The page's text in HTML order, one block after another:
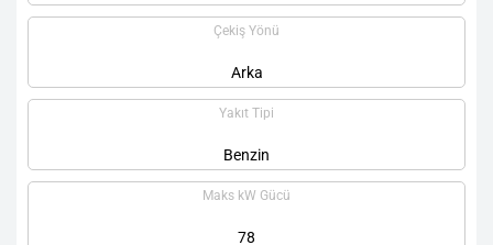
Çekiş Yönü
Arka
Yakıt Tipi
Benzin
Maks kW Gücü
78